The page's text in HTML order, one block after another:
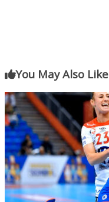
You May Also Like